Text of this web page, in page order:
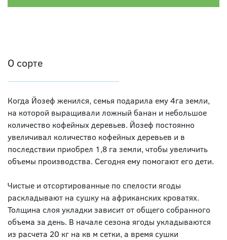
О сорте
Когда Йозеф женился, семья подарила ему 4га земли,
на которой выращивали ложный банан и небольшое
количество кофейных деревьев. Йозеф постоянно
увеличивал количество кофейных деревьев и в
последствии приобрел 1,8 га земли, чтобы увеличить
объемы производства. Сегодня ему помогают его дети.
Чистые и отсортированные по спелости ягоды
раскладывают на сушку на африканских кроватях.
Толщина слоя укладки зависит от общего собранного
объема за день. В начале сезона ягоды укладываются
из расчета 20 кг на кв м сетки, а время сушки